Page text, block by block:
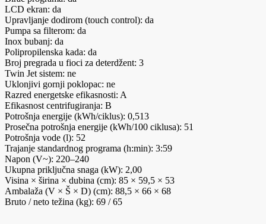
LCD ekran: da
Upravljanje dodirom (touch control): da
Pumpa sa filterom: da
Inox bubanj: da
Polipropilenska kada: da
Broj pregrada u fioci za deterdžent: 3
Twin Jet sistem: ne
Uklonjivi gornji poklopac: ne
Razred energetske efikasnosti: A
Efikasnost centrifugiranja: B
Potrošnja energije (kWh/ciklus): 0,513
Prosečna potrošnja energije (kWh/100 ciklusa): 51
Potrošnja vode (l): 52
Trajanje standardnog programa (h:min): 3:59
Napon (V~): 220–240
Ukupna priključna snaga (kW): 2,00
Visina × širina × dubina (cm): 85 × 59,5 × 53
Ambalaža (V × Š × D) (cm): 88,5 × 66 × 68
Bruto / neto težina (kg): 69 / 65